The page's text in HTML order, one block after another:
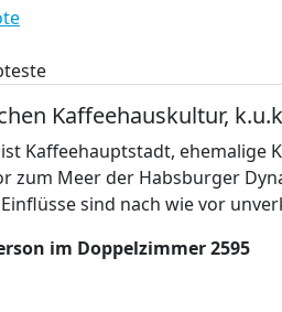
Kaffeehauskultur,
Kaffeehauptstadt, ehemalige
zum Meer der Habsburger
Einflüsse sind nach wie vor
im Doppelzimmer 2595